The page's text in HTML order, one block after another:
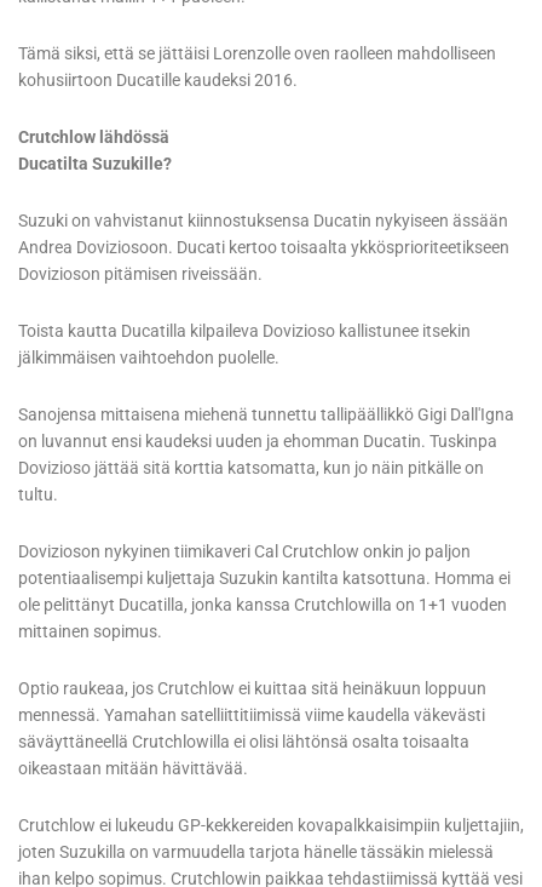
Tämä siksi, että se jättäisi Lorenzolle oven raolleen mahdolliseen
kohusiirtoon Ducatille kaudeksi 2016.
Crutchlow lähdössä
Ducatilta Suzukille?
Suzuki on vahvistanut kiinnostuksensa Ducatin nykyiseen ässään
Andrea Doviziosoon. Ducati kertoo toisaalta ykkösprioriteetikseen
Dovizioson pitämisen riveissään.
Toista kautta Ducatilla kilpaileva Dovizioso kallistunee itsekin
jälkimmäisen vaihtoehdon puolelle.
Sanojensa mittaisena miehenä tunnettu tallipäällikkö Gigi Dall'Igna
on luvannut ensi kaudeksi uuden ja ehomman Ducatin. Tuskinpa
Dovizioso jättää sitä korttia katsomatta, kun jo näin pitkälle on
tultu.
Dovizioson nykyinen tiimikaveri Cal Crutchlow onkin jo paljon
potentiaalisempi kuljettaja Suzukin kantilta katsottuna. Homma ei
ole pelittänyt Ducatilla, jonka kanssa Crutchlowilla on 1+1 vuoden
mittainen sopimus.
Optio raukeaa, jos Crutchlow ei kuittaa sitä heinäkuun loppuun
mennessä. Yamahan satelliittitiimissä viime kaudella väkevästi
säväyttäneellä Crutchlowilla ei olisi lähtönsä osalta toisaalta
oikeastaan mitään hävittävää.
Crutchlow ei lukeudu GP-kekkereiden kovapalkkaisimpiin kuljettajiin,
joten Suzukilla on varmuudella tarjota hänelle tässäkin mielessä
ihan kelpo sopimus. Crutchlowin paikkaa tehdastiimissä kyttää vesi